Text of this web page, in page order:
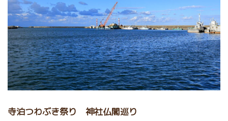
寺泊つわぶき祭り 神社仏閣巡り